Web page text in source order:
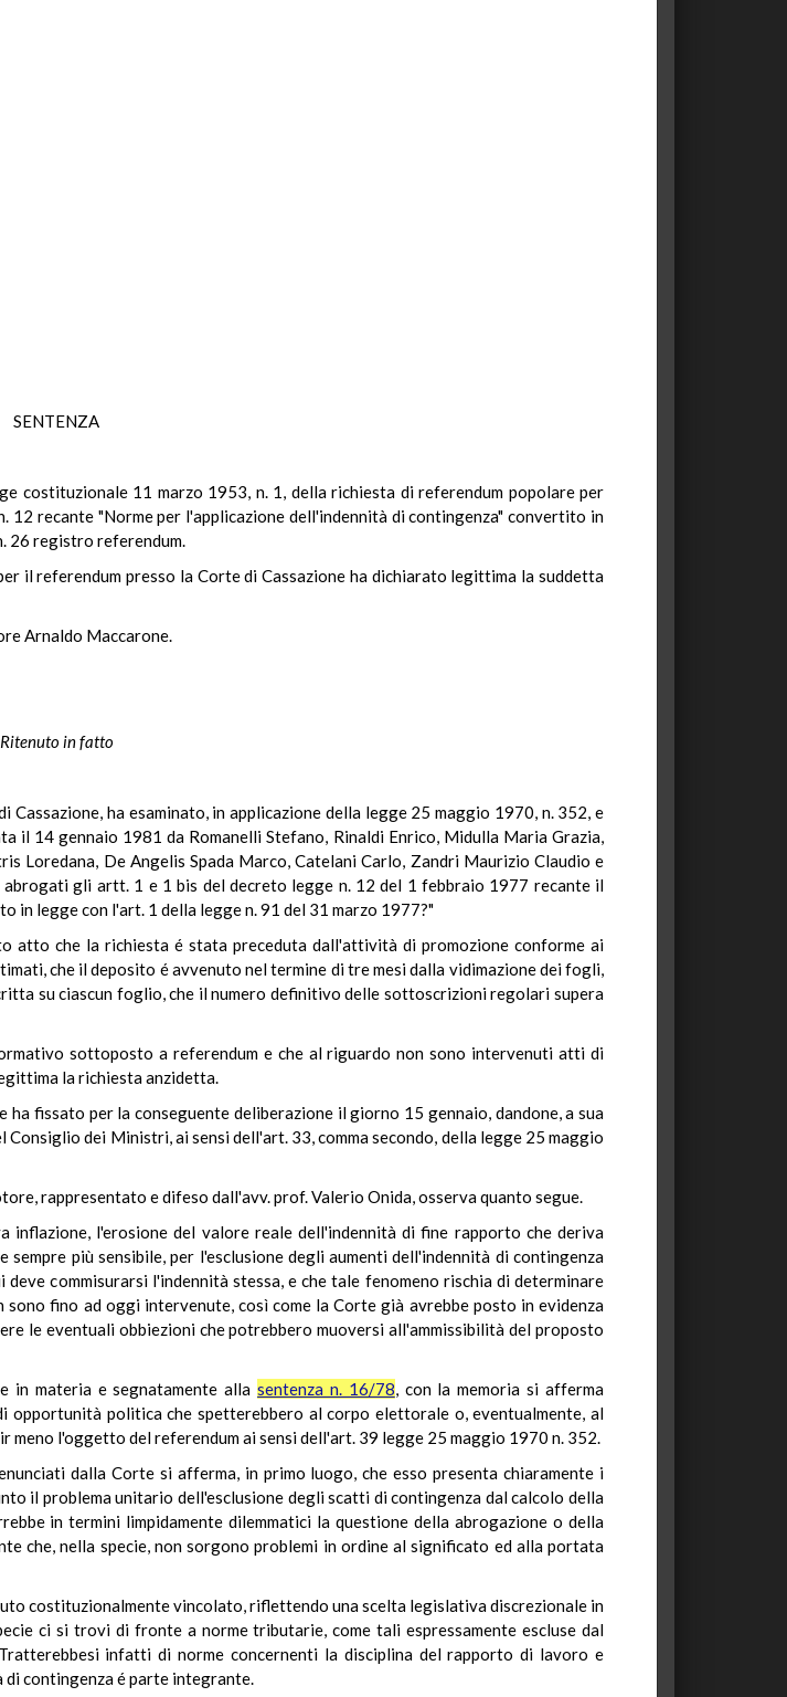
SENTENZA
costituzionale 11 marzo 1953, n. 1, della richiesta di referendum popolare per
recante "Norme per l'applicazione dell'indennità di contingenza" convertito in
26 registro referendum.
il referendum presso la Corte di Cassazione ha dichiarato legittima la suddetta
Arnaldo Maccarone.
Ritenuto in fatto
ha esaminato, in applicazione della legge 25 maggio 1970, n. 352, e
il 14 gennaio 1981 da Romanelli Stefano, Rinaldi Enrico, Midulla Maria Grazia,
Loredana, De Angelis Spada Marco, Catelani Carlo, Zandri Maurizio Claudio e
gli artt. 1 e 1 bis del decreto legge n. 12 del 1 febbraio 1977 recante il
in legge con l'art. 1 della legge n. 91 del 31 marzo 1977?"
atto che la richiesta é stata preceduta dall'attività di promozione conforme ai
che il deposito é avvenuto nel termine di tre mesi dalla vidimazione dei fogli,
su ciascun foglio, che il numero definitivo delle sottoscrizioni regolari supera
sottoposto a referendum e che al riguardo non sono intervenuti atti di
la richiesta anzidetta.
fissato per la conseguente deliberazione il giorno 15 gennaio, dandone, a sua
dei Ministri, ai sensi dell'art. 33, comma secondo, della legge 25 maggio
rappresentato e difeso dall'avv. prof. Valerio Onida, osserva quanto segue.
inflazione, l'erosione del valore reale dell'indennità di fine rapporto che deriva
più sensibile, per l'esclusione degli aumenti dell'indennità di contingenza
commisurarsi l'indennità stessa, e che tale fenomeno rischia di determinare
fino ad oggi intervenute, così come la Corte già avrebbe posto in evidenza
le eventuali obbiezioni che potrebbero muoversi all'ammissibilità del proposto
in materia e segnatamente allasentenza n. 16/78, con la memoria si afferma
politica che spetterebbero al corpo elettorale o, eventualmente, al
l'oggetto del referendum ai sensi dell'art. 39 legge 25 maggio 1970 n. 352.
dalla Corte si afferma, in primo luogo, che esso presenta chiaramente i
il problema unitario dell'esclusione degli scatti di contingenza dal calcolo della
in termini limpidamente dilemmatici la questione della abrogazione o della
che, nella specie, non sorgono problemi in ordine al significato ed alla portata
costituzionalmente vincolato, riflettendo una scelta legislativa discrezionale in
ci si trovi di fronte a norme tributarie, come tali espressamente escluse dal
infatti di norme concernenti la disciplina del rapporto di lavoro e
contingenza é parte integrante.